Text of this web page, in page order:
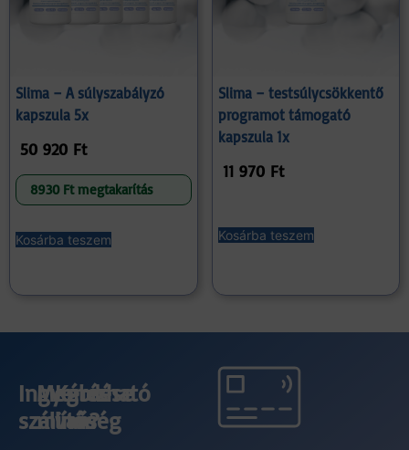
Slima – A súlyszabályzó
kapszula 5x
50 920 Ft
8930 Ft megtakarítás
Kosárba teszem
Slima – testsúlycsökkentő
programot támogató
kapszula 1x
11 970 Ft
Kosárba teszem
Ingyenes
szállítás
Megbízható
minőség
Kérdése
van?